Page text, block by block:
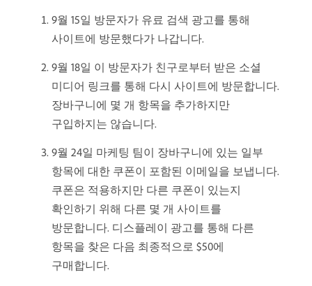
9월 15일 방문자가 유료 검색 광고를 통해
사이트에 방문했다가 나갑니다.
9월 18일 이 방문자가 친구로부터 받은 소셜
미디어 링크를 통해 다시 사이트에 방문합니다.
장바구니에 몇 개 항목을 추가하지만
구입하지는 않습니다.
9월 24일 마케팅 팀이 장바구니에 있는 일부
항목에 대한 쿠폰이 포함된 이메일을 보냅니다.
쿠폰은 적용하지만 다른 쿠폰이 있는지
확인하기 위해 다른 몇 개 사이트를
방문합니다. 디스플레이 광고를 통해 다른
항목을 찾은 다음 최종적으로 $50에
구매합니다.